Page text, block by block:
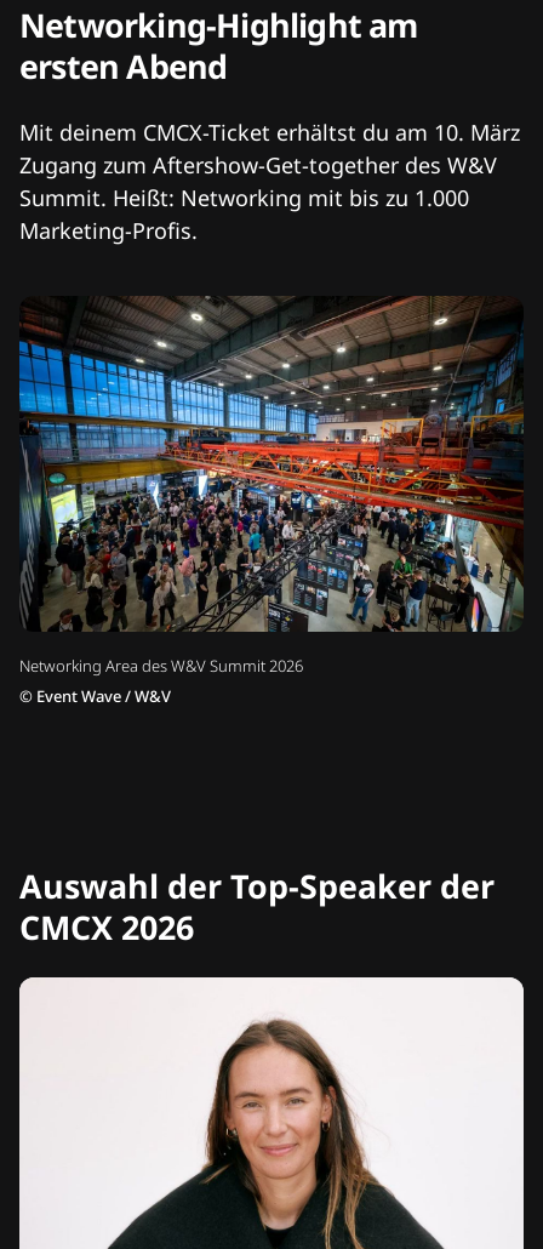
Networking Area des W&V Summit 2026
© Event Wave / W&V
Networking-Highlight am
ersten Abend
Mit deinem CMCX-Ticket erhältst du am 10. März
Zugang zum Aftershow-Get-together des W&V
Summit. Heißt: Networking mit bis zu 1.000
Marketing-Profis.
Auswahl der Top-Speaker der
CMCX 2026